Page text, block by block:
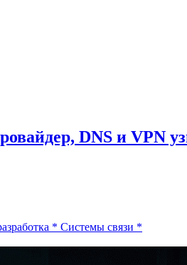
DNS и VPN
* Системы связи *